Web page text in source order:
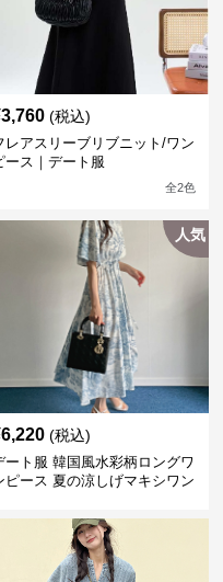
3,760 (税込)
レアスリーブリブニット/ワン
ース｜デート服
全2色
人気
6,220 (税込)
ート服 韓国風水彩柄ロングワ
ピース 夏の涼しげマキシワン